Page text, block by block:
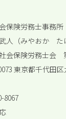
保険労務士事務所
人（みやおか た
会保険労務士会
東京都千代田
8067